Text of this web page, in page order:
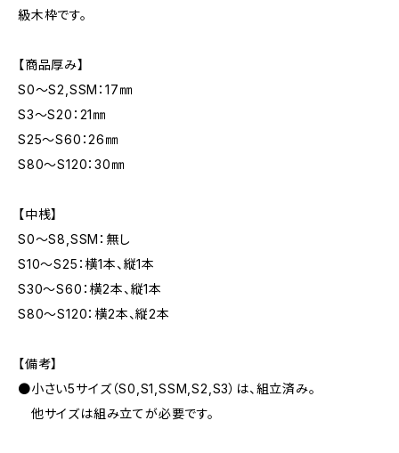
級木枠です。
【商品厚み】
S0～S2,SSM：17㎜
S3～S20：21㎜
S25～S60：26㎜
S80～S120：30㎜
【中桟】
S0～S8,SSM：無し
S10～S25：横1本、縦1本
S30～S60：横2本、縦1本
S80～S120：横2本、縦2本
【備考】
●小さい5サイズ（S0,S1,SSM,S2,S3）は、組立済み。
他サイズは組み立てが必要です。